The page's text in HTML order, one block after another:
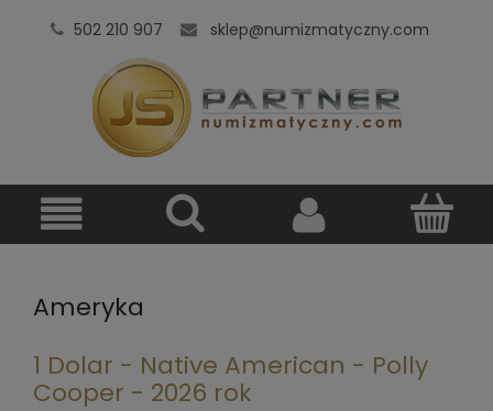
502 210 907 sklep@numizmatyczny.com
Ameryka
1 Dolar - Native American - Polly
Cooper - 2026 rok